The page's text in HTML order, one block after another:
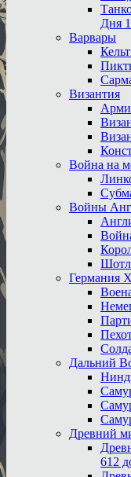
Дня
Варвары
Византия
Война на
Войны
Германия
Дальний
Древний
612